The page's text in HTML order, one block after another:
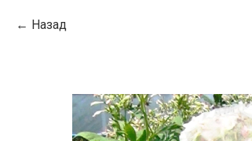
Назад